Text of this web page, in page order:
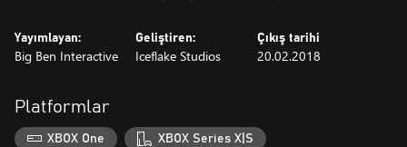
Yayımlayan:
Big Ben Interactive
Geliştiren:
Iceflake Studios
Çıkış tarihi
20.02.2018
Platformlar
XBOX One XBOX Series X|S